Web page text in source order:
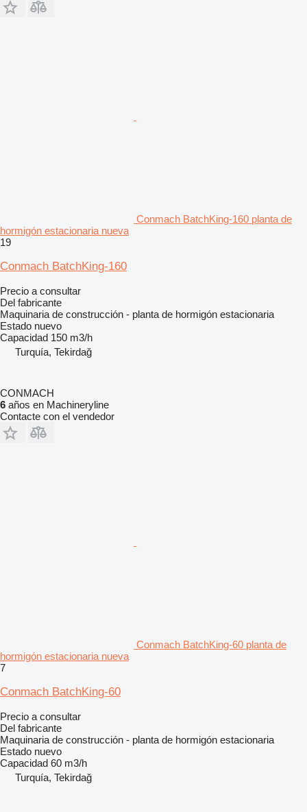
Conmach BatchKing-160 planta de
hormigón estacionaria nueva
19
Conmach BatchKing-160
Precio a consultar
Del fabricante
Maquinaria de construcción - planta de hormigón estacionaria
Estado nuevo
Capacidad 150 m3/h
Turquía, Tekirdağ
CONMACH
6 años en Machineryline
Contacte con el vendedor
Conmach BatchKing-60 planta de
hormigón estacionaria nueva
7
Conmach BatchKing-60
Precio a consultar
Del fabricante
Maquinaria de construcción - planta de hormigón estacionaria
Estado nuevo
Capacidad 60 m3/h
Turquía, Tekirdağ